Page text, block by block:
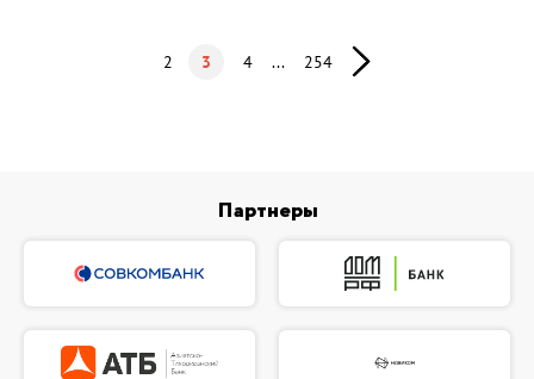
2 3 4 ... 254
Партнеры